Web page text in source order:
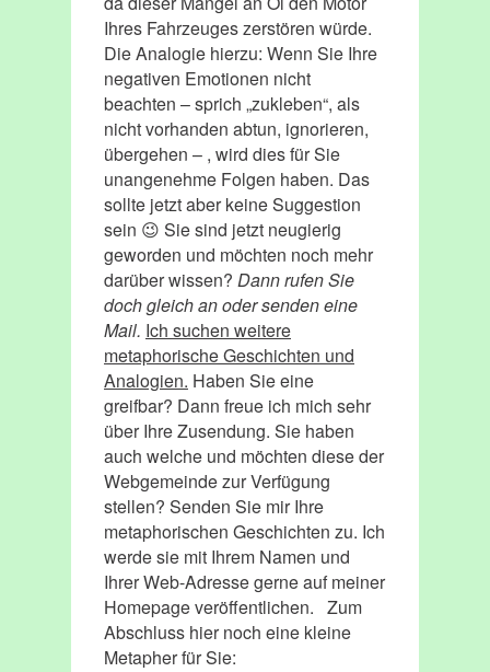
Ihres Fahrzeuges zerstören würde.
Die Analogie hierzu: Wenn Sie Ihre
negativen Emotionen nicht
beachten – sprich „zukleben“, als
nicht vorhanden abtun, ignorieren,
übergehen – , wird dies für Sie
unangenehme Folgen haben. Das
sollte jetzt aber keine Suggestion
sein 😉 Sie sind jetzt neugierig
geworden und möchten noch mehr
darüber wissen? Dann rufen Sie
doch gleich an oder senden eine
Mail. Ich suchen weitere
metaphorische Geschichten und
Analogien. Haben Sie eine
greifbar? Dann freue ich mich sehr
über Ihre Zusendung. Sie haben
auch welche und möchten diese der
Webgemeinde zur Verfügung
stellen? Senden Sie mir Ihre
metaphorischen Geschichten zu. Ich
werde sie mit Ihrem Namen und
Ihrer Web-Adresse gerne auf meiner
Homepage veröffentlichen. Zum
Abschluss hier noch eine kleine
Metapher für Sie: